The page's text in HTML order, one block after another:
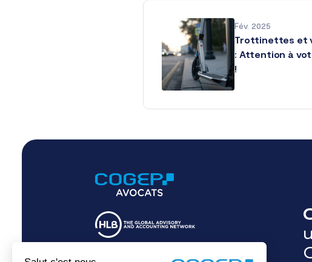
Fév. 2025
Trottinettes et
: Attention à
!